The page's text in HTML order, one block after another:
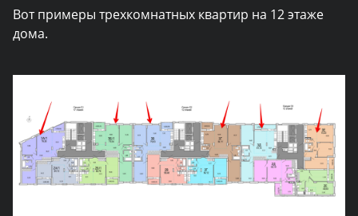
Вот примеры трехкомнатных квартир на 12 этаже
дома.